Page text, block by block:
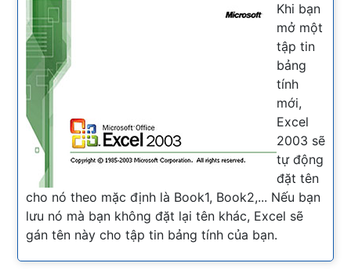
Khi bạn
mở một
tập tin
bảng
tính
mới,
Excel
2003 sẽ
tự động
đặt tên
cho nó theo mặc định là Book1, Book2,... Nếu bạn
lưu nó mà bạn không đặt lại tên khác, Excel sẽ
gán tên này cho tập tin bảng tính của bạn.